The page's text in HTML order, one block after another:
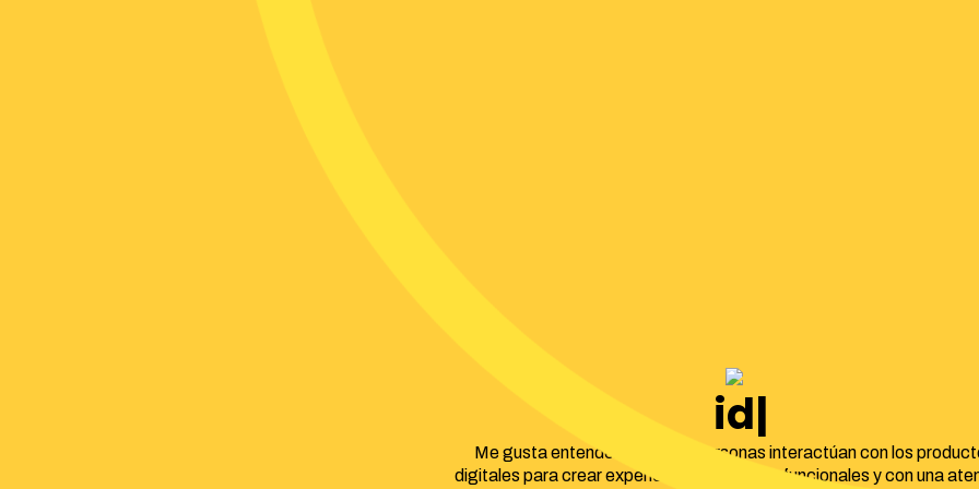
identidad cor
Me gusta entender cómo las personas interactúan con los
digitales para crear experiencias intuitivas, funcionales y con una